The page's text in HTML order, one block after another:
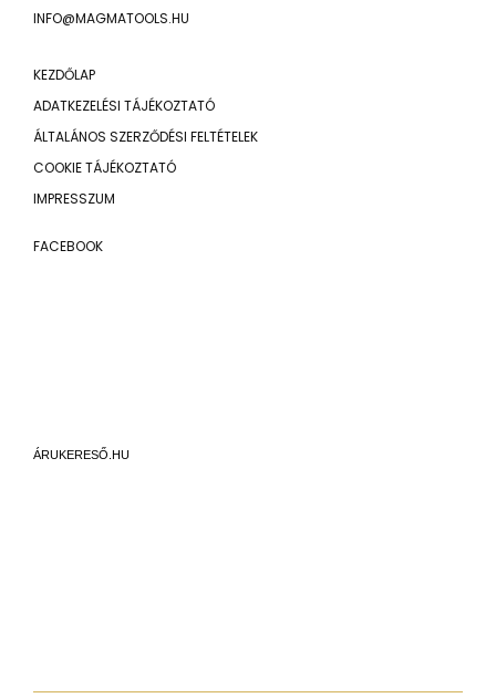
INFO@MAGMATOOLS.HU
KEZDŐLAP
ADATKEZELÉSI TÁJÉKOZTATÓ
ÁLTALÁNOS SZERZŐDÉSI FELTÉTELEK
COOKIE TÁJÉKOZTATÓ
IMPRESSZUM
FACEBOOK
ÁRUKERESŐ.HU